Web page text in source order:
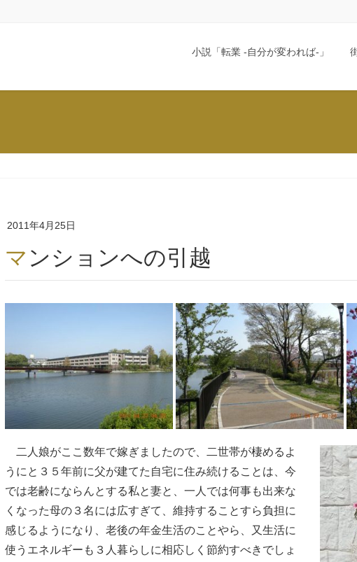
小説「転業 -自分が変われば-」
2011年4月25日
マンションへの引越
二人娘がここ数年で嫁ぎましたので、二世帯が棲めるよ
うにと３５年前に父が建てた自宅に住み続けることは、今
では老齢にならんとする私と妻と、一人では何事も出来な
くなった母の３名には広すぎて、維持することすら負担に
感じるようになり、老後の年金生活のことやら、又生活に
使うエネルギーも３人暮らしに相応しく節約すべきでしょ